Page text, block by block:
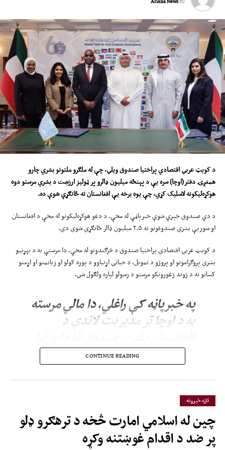
د کویټ عربي اقتصادي پراختیا صندوقویلي، چېلهملګرو ملتونو بشري چارو
همغږۍ دفتر(اوچا) سره یې د پېنځهمیلیون ډالرو پرټولیز ارزښت د بشري مرستو دوه
هوکړه‌لیکونه لاسلیک کړي، چې یوه برخه یې افغانستان ته ځانګړې شوې ده.
د دې صندوق خپرې شوې خبرپاڼې له مخې، د دغو هوکړه‌لیکونو له مخې د افغانستان
او سوریې بشري صندوقونو ته ۲.۵ میلیون ډالر ځانګړي شوي دي.
د کویټ عربي اقتصادي پراختیا صندوق د څرګندونو له مخې، دا مرستې به د بېړنیو
بشري پروګرامونو او پروژو د تمویل، د حیاتي اړتیاوو د پوره کولو او زیانمنو او اړمنو
کسانو ته د ژوند ژغورونکو مرستو د رسولو لپاره ولګول شي.
په خبرپاڼه کې راغلي، دا مالي مرسته
به د اوچا تر مدیریت لاندې د
ورکړي، چې بشري کړکېچونو ته په
چټکۍ او ډېرې اغېزمنې همغږۍ
ځواب ووایي، له همکارو بنسټونو
ملاتړ وکړي او د بشري مرستو د
عملیاتو همغږي پیاوړې کړي.
CONTINUE READING
تازه خبرونه
چین له اسلامي امارت څخه د ترهګرو ډلو
پر ضد د اقدام غوښتنه وکړه